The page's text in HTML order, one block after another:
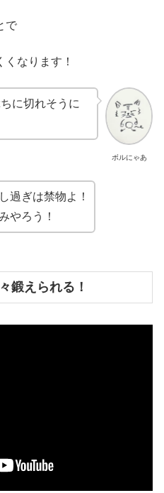
で
なります！
ボルにゃあ
に切れそうに
過ぎは禁物よ！
やろう！
鍛えられる！